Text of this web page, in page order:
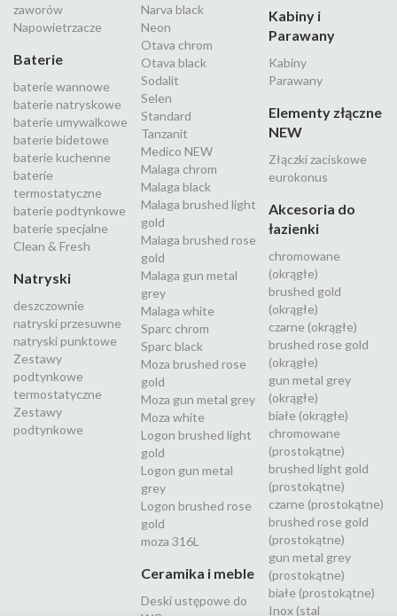
zaworów
Napowietrzacze
Baterie
baterie wannowe
baterie natryskowe
baterie umywalkowe
baterie bidetowe
baterie kuchenne
baterie
termostatyczne
baterie podtynkowe
baterie specjalne
Clean & Fresh
Natryski
deszczownie
natryski przesuwne
natryski punktowe
Zestawy
podtynkowe
termostatyczne
Zestawy
podtynkowe
Narva black
Neon
Otava chrom
Otava black
Sodalit
Selen
Standard
Tanzanit
Medico NEW
Malaga chrom
Malaga black
Malaga brushed light
gold
Malaga brushed rose
gold
Malaga gun metal
grey
Malaga white
Sparc chrom
Sparc black
Moza brushed rose
gold
Moza gun metal grey
Moza white
Logon brushed light
gold
Logon gun metal
grey
Logon brushed rose
gold
moza 316L
Ceramika i meble
Deski ustępowe do
Kabiny i
Parawany
Kabiny
Parawany
Elementy złączne
NEW
Złączki zaciskowe
eurokonus
Akcesoria do
łazienki
chromowane
(okrągłe)
brushed gold
(okrągłe)
czarne (okrągłe)
brushed rose gold
(okrągłe)
gun metal grey
(okrągłe)
białe (okrągłe)
chromowane
(prostokątne)
brushed light gold
(prostokątne)
czarne (prostokątne)
brushed rose gold
(prostokątne)
gun metal grey
(prostokątne)
białe (prostokątne)
Inox (stal